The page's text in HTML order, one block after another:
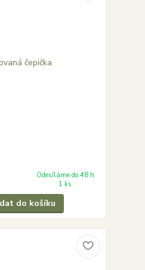
Odesíláme do 48 h
1 ks
do košíku